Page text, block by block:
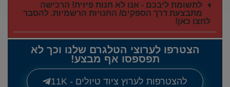
לתשומת ליבכם - אנו לא חנות פיזית! הרכישה
מתבצעת דרך הספקים/ החנויות הרשמיות. להסבר
לחצו כאן!
הצטרפו לערוצי הטלגרם שלנו וכך לא
תפספסו אף מבצע!
להצטרפות לערוץ ציוד טיולים - 11K